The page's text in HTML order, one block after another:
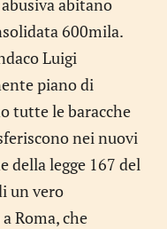
abitano
600mila.
Luigi
piano di
tutte le baracche
nei nuovi
della legge 167 del
un vero
Roma, che